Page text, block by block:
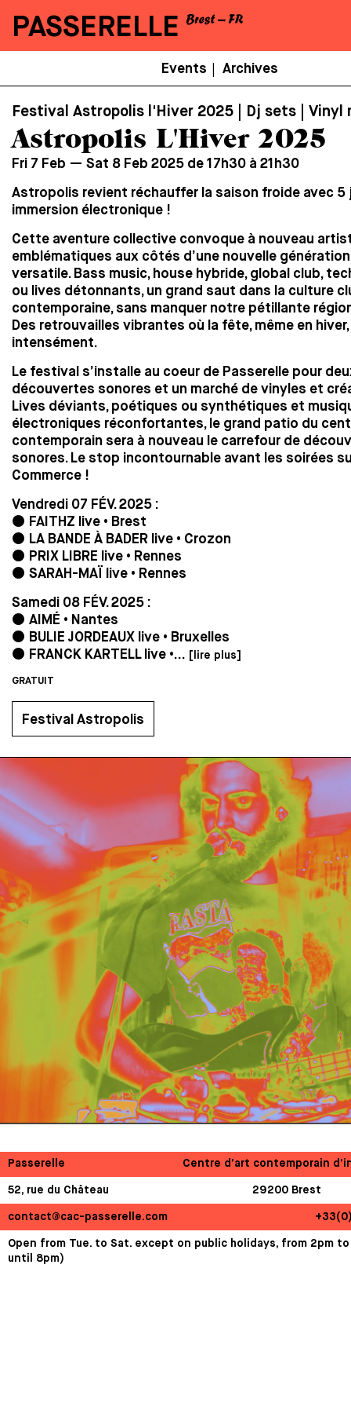
PASSERELLE
Secondaire
Events Archives
Festival Astropolis l'Hiver 2025 | Dj sets | Vinyl
Astropolis L'Hiver 2025
Fri 7 Feb — Sat 8 Feb 2025 de 17h30 à 21h30
Astropolis revient réchauffer la saison froide avec 5
immersion électronique !
Cette aventure collective convoque à nouveau
emblématiques aux côtés d’une nouvelle
versatile. Bass music, house hybride, global club,
ou lives détonnants, un grand saut dans la culture
contemporaine, sans manquer notre pétillante
Des retrouvailles vibrantes où la fête, même en
intensément.
Le festival s’installe au coeur de Passerelle pour
découvertes sonores et un marché de vinyles et
Lives déviants, poétiques ou synthétiques et
électroniques réconfortantes, le grand patio du
contemporain sera à nouveau le carrefour de
sonores. Le stop incontournable avant les soirées
Commerce !
Vendredi 07 FÉV. 2025 :
⚫️ FAITHZ live • Brest
⚫️ LA BANDE À BADER live • Crozon
⚫️ PRIX LIBRE live • Rennes
⚫️ SARAH-MAÏ live • Rennes
Samedi 08 FÉV. 2025 :
⚫️ AIMÉ • Nantes
⚫️ BULIE JORDEAUX live • Bruxelles
⚫️ FRANCK KARTELL live •... [lire plus]
GRATUIT
Festival Astropolis
Passerelle Centre d’art contemporain
52, rue du Château 29200 Brest
contact@cac-passerelle.com
Open from Tue. to Sat. except on public holidays, from 2pm to
until 8pm)